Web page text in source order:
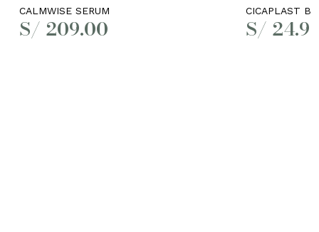
CALMWISE SERUM
S/ 209.00
CICAPLAST
S/